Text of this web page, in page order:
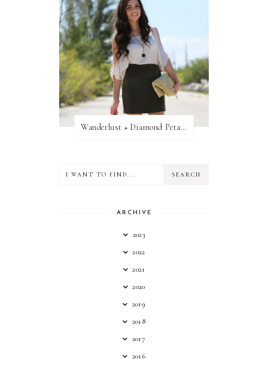
Wanderlust + Diamond Petal Giveaway
ARCHIVE
2023
2022
2021
2020
2019
2018
2017
2016